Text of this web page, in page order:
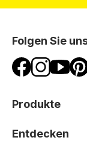
Folgen Sie
Produkte
Entdecken